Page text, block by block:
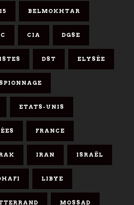
BELMOKHTAR
CIA DGSE
DST ELYSÉE
ETATS-UNIS
FRANCE
IRAN ISRAËL
LIBYE
MOSSAD